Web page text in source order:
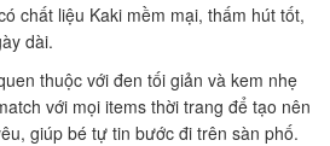
chất liệu Kaki mềm mại, thấm hút tốt,
dài.
thuộc với đen tối giản và kem nhẹ
với mọi items thời trang để tạo nên
giúp bé tự tin bước đi trên sàn phố.